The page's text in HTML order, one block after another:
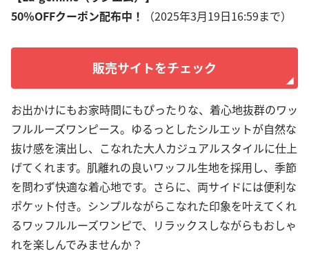
50％OFFクーポン配布中！
（2025年3月19日16:59まで）
販売サイトをチェック
お出かけにもお家時間にもぴったりな、着心地抜群のワッ
フルルーズワンピース。ゆるっとしたシルエットが自然な
抜け感を演出し、こなれた大人カジュアルスタイルに仕上
げてくれます。肌離れの良いワッフル生地を採用し、季節
を問わず快適な着心地です。さらに、両サイドには便利な
ポケット付き。シンプルながらこなれた印象を叶えてくれ
るワッフルルーズワンピで、リラックスしながらもおしゃ
れを楽しんでみませんか？